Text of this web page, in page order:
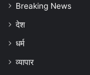
Breaking News
देश
धर्म
व्यापार